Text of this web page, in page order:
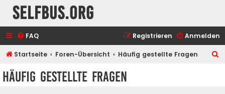
selfbus.org
FAQ Anmelden
Registrieren
Startseite Foren-Übersicht Häufig gestellte Fragen
Häufig gestellte Fragen